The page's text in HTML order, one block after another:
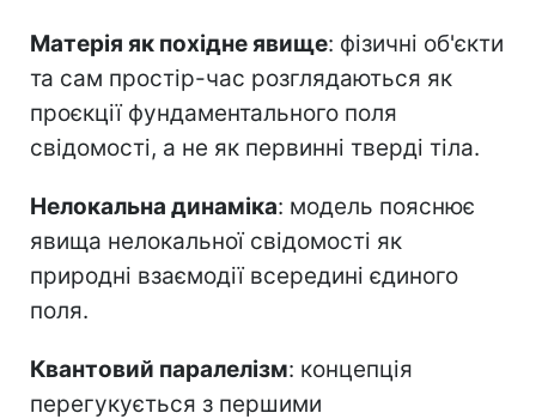
Матерія як похідне явище: фізичні об'єкти
та сам простір-час розглядаються як
проєкції фундаментального поля
свідомості, а не як первинні тверді тіла.
Нелокальна динаміка: модель пояснює
явища нелокальної свідомості як
природні взаємодії всередині єдиного
поля.
Квантовий паралелізм: концепція
перегукується з першими